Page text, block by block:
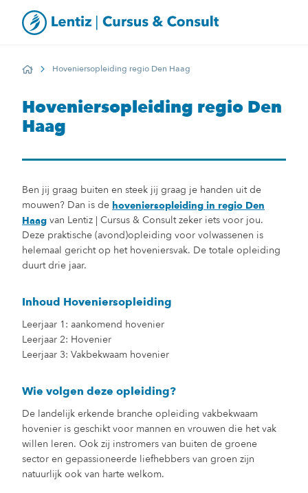
HomeHoveniersopleiding regio Den Haag
Hoveniersopleiding regio Den
Haag
Ben jij graag buiten en steek jij graag je handen uit de
mouwen? Dan is de hoveniersopleiding in regio Den
Haag van Lentiz | Cursus & Consult zeker iets voor jou.
Deze praktische (avond)opleiding voor volwassenen is
helemaal gericht op het hoveniersvak. De totale opleiding
duurt drie jaar.
Inhoud Hoveniersopleiding
Leerjaar 1: aankomend hovenier
Leerjaar 2: Hovenier
Leerjaar 3: Vakbekwaam hovenier
Wie volgen deze opleiding?
De landelijk erkende branche opleiding vakbekwaam
hovenier is geschikt voor mannen en vrouwen die het vak
willen leren. Ook zij instromers van buiten de groene
sector en gepassioneerde liefhebbers van groen zijn
natuurlijk ook van harte welkom.